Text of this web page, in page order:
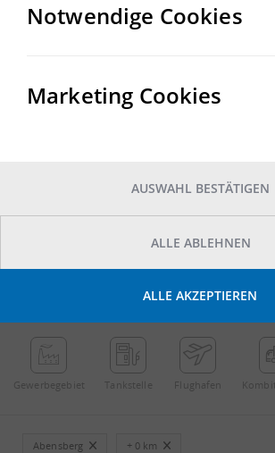
POINTS OF INTEREST
Gewerbe­gebiet Tankstelle Flughafen
Abensberg + 0 km
Notwendige Cookies
Marketing Cookies
AUSWAHL BESTÄTIGEN
ALLE ABLEHNEN
ALLE AKZEPTIEREN